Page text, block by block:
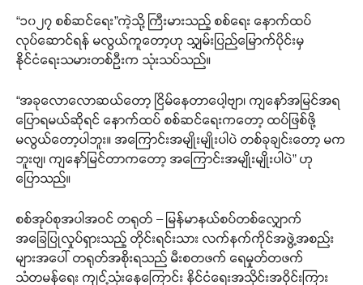
“၁၀၂၇ စစ်ဆင်ရေး”ကဲ့သို့ ကြီးမားသည့် စစ်ရေး နောက်ထပ်
လုပ်ဆောင်ရန် မလွယ်ကူတော့ဟု သျှမ်းပြည်မြောက်ပိုင်းမှ
နိုင်ငံရေးသမားတစ်ဦးက သုံးသပ်သည်။
“အခုလောလောဆယ်တော့ ငြိမ်နေတာပေါ့ဗျာ၊ ကျနော်အမြင်အရ
ပြောရမယ်ဆိုရင် နောက်ထပ် စစ်ဆင်ရေးကတော့ ထပ်ဖြစ်ဖို့
မလွယ်တော့ပါဘူး။ အကြောင်းအမျိုးမျိုးပါပဲ တစ်ခုချင်းတော့ မက
ဘူးဗျ၊ ကျနော်မြင်တာကတော့ အကြောင်းအမျိုးမျိုးပါပဲ” ဟု
ပြောသည်။
စစ်အုပ်စုအပါအဝင် တရုတ် – မြန်မာနယ်စပ်တစ်လျှောက်
အခြေပြုလှုပ်ရှားသည့် တိုင်းရင်းသား လက်နက်ကိုင်အဖွဲ့အစည်း
များအပေါ် တရုတ်အစိုးရသည် မီးစတဖက် ရေမှုတ်တဖက်
သံတမန်ရေး ကျင့်သုံးနေကြောင်း နိုင်ငံရေးအသိုင်းအဝိုင်းကြား